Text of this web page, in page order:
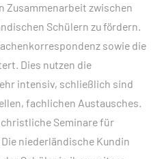
Zusammenarbeit zwischen
Schülern zu fördern.
sowie die
Dies nutzen die
intensiv, schließlich sind
fachlichen Austausches.
Seminare für
niederländische Kundin